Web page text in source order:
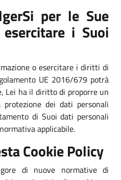
per le Sue
i Suoi
o esercitare i diritti di
UE 2016/679 potrà
Lei ha il diritto di proporre un
dei dati personali
di Suoi dati personali
applicabile.
Cookie Policy
di nuove normative di